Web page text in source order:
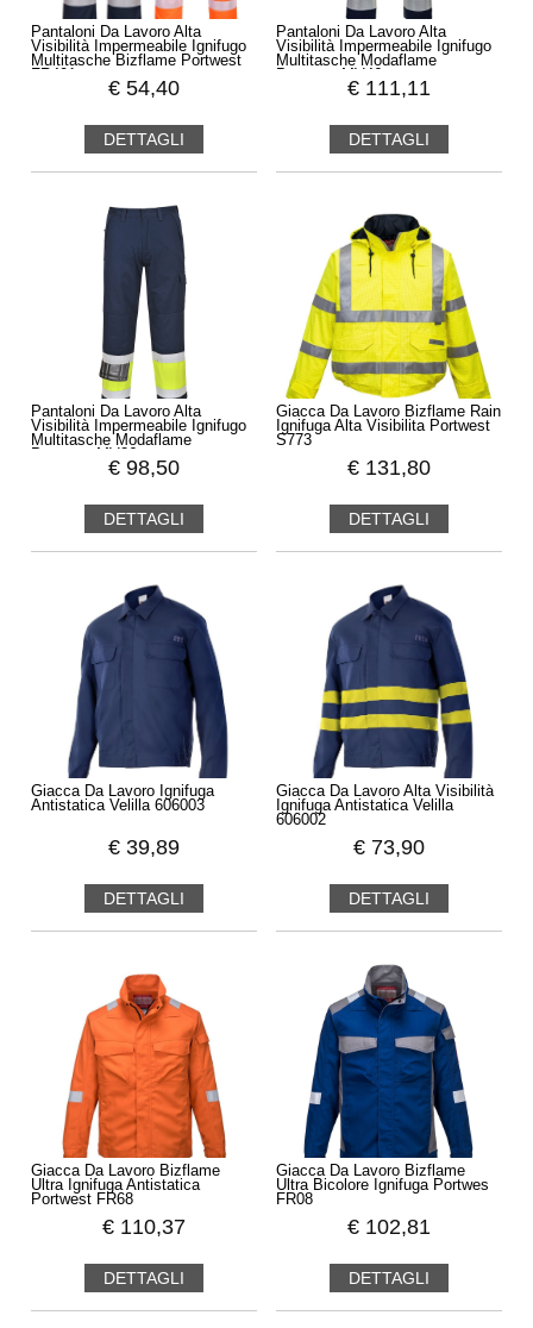
Pantaloni Da Lavoro Alta
Visibilità Impermeabile Ignifugo
Multitasche Bizflame Portwest
€ 54,40
DETTAGLI
Pantaloni Da Lavoro Alta
Visibilità Impermeabile Ignifugo
Multitasche Modaflame
€ 111,11
DETTAGLI
Pantaloni Da Lavoro Alta
Visibilità Impermeabile Ignifugo
Multitasche Modaflame
€ 98,50
DETTAGLI
Giacca Da Lavoro Bizflame Rain
Ignifuga Alta Visibilita Portwest
S773
€ 131,80
DETTAGLI
Giacca Da Lavoro Ignifuga
Antistatica Velilla 606003
€ 39,89
DETTAGLI
Giacca Da Lavoro Alta Visibilità
Ignifuga Antistatica Velilla
606002
€ 73,90
DETTAGLI
Giacca Da Lavoro Bizflame
Ultra Ignifuga Antistatica
Portwest FR68
€ 110,37
DETTAGLI
Giacca Da Lavoro Bizflame
Ultra Bicolore Ignifuga Portwes
FR08
€ 102,81
DETTAGLI